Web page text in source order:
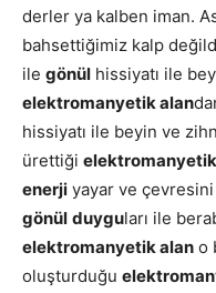
derler ya kalben iman.
bahsettiğimiz kalp
ile gönül hissiyatı ile
elektromanyetik alan
hissiyatı ile beyin ve
ürettiği
enerji yayar ve
gönül duyguları ile
elektromanyetik alan o
oluşturduğu